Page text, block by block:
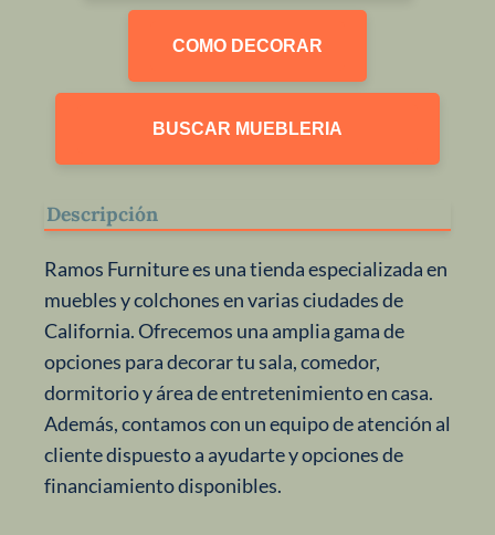
COMO DECORAR
BUSCAR MUEBLERIA
Descripción
Ramos Furniture es una tienda especializada en
muebles y colchones en varias ciudades de
California. Ofrecemos una amplia gama de
opciones para decorar tu sala, comedor,
dormitorio y área de entretenimiento en casa.
Además, contamos con un equipo de atención al
cliente dispuesto a ayudarte y opciones de
financiamiento disponibles.